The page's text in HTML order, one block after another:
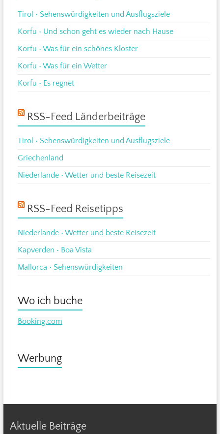
Tirol • Sehenswürdigkeiten und Ausflugsziele
Korfu • Und schon geht es wieder nach Hause
Korfu • Was für ein schönes Kloster
Korfu • Was für ein Wetter
Korfu • Es regnet
RSS-Feed Länderbeiträge
Tirol • Sehenswürdigkeiten und Ausflugsziele
Griechenland
Niederlande • Wetter und beste Reisezeit
RSS-Feed Reisetipps
Niederlande • Wetter und beste Reisezeit
Kapverden • Boa Vista
Mallorca • Sehenswürdigkeiten
Wo ich buche
Booking.com
Werbung
Aktuelle Beiträge